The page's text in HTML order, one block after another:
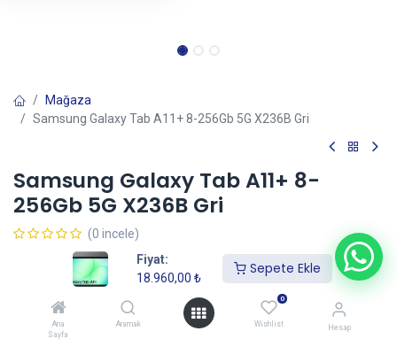
Fiyat:
18.960,00 ₺
Sepete Ekle
Ana
Sayfa
Aramak
0
Wishlist Hesap
Mağaza
Samsung Galaxy Tab A11+ 8-256Gb 5G X236B Gri
Samsung Galaxy Tab A11+ 8-
256Gb 5G X236B Gri
(0 incele)
18.960,00₺
Sepete Ekle